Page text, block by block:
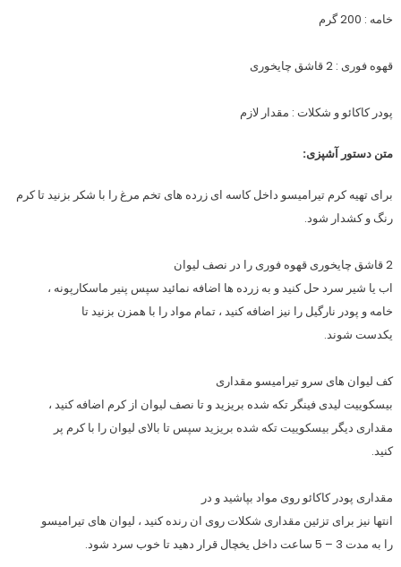
خامه : 200 گرم
قهوه فوری : 2 قاشق چایخوری
پودر کاکائو و شکلات : مقدار لازم
متن دستور آشپزی:
برای تهیه کرم تیرامیسو داخل کاسه ای زرده های تخم مرغ را با شکر بزنید تا کرم
رنگ و کشدار شود.
2 قاشق چایخوری قهوه فوری را در نصف لیوان
اب یا شیر سرد حل کنید و به زرده ها اضافه نمائید سپس پنیر ماسکارپونه ،
خامه و پودر نارگیل را نیز اضافه کنید ، تمام مواد را با همزن بزنید تا
یکدست شوند.
کف لیوان های سرو تیرامیسو مقداری
بیسکوییت لیدی فینگر تکه شده بریزید و تا نصف لیوان از کرم اضافه کنید ،
مقداری دیگر بیسکوییت تکه شده بریزید سپس تا بالای لیوان را با کرم پر
کنید.
مقداری پودر کاکائو روی مواد بپاشید و در
انتها نیز برای تزئین مقداری شکلات روی ان رنده کنید ، لیوان های تیرامیسو
را به مدت 3 – 5 ساعت داخل یخچال قرار دهید تا خوب سرد شود.